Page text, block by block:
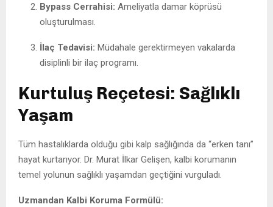
Bypass Cerrahisi: Ameliyatla damar köprüsü
oluşturulması.
İlaç Tedavisi: Müdahale gerektirmeyen vakalarda
disiplinli bir ilaç programı.
Kurtuluş Reçetesi: Sağlıklı
Yaşam
Tüm hastalıklarda olduğu gibi kalp sağlığında da “erken tanı”
hayat kurtarıyor. Dr. Murat İlkar Gelişen, kalbi korumanın
temel yolunun sağlıklı yaşamdan geçtiğini vurguladı.
Uzmandan Kalbi Koruma Formülü: